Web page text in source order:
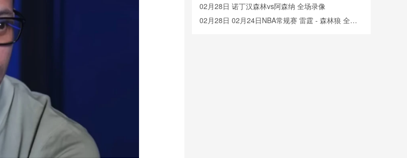
技 全场录像
02月28日 诺丁汉森林vs阿森纳 全场录像
02月28日 02月24日NBA常规赛 雷霆 - 森林狼 全场